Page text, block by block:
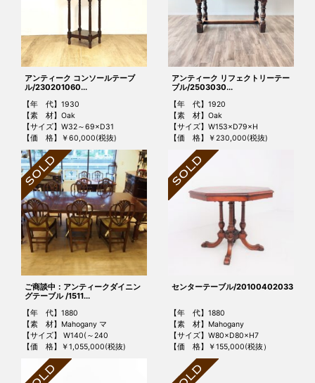
アンティーク コンソールテーブ
ル/230201060...
【年 代】1930
【素 材】Oak
【サイズ】W32～69×D31
【価 格】￥60,000(税抜)
アンティーク リフェクトリーテー
ブル/2503030...
【年 代】1920
【素 材】Oak
【サイズ】W153×D79×H
【価 格】￥230,000(税抜)
ご商談中：アンティークダイニン
グテーブル /1511...
【年 代】1880
【素 材】Mahogany マ
【サイズ】 W140(～240
【価 格】￥1,055,000(税抜)
センターテーブル/20100402033
【年 代】1880
【素 材】Mahogany
【サイズ】W80×D80×H7
【価 格】￥155,000(税抜）